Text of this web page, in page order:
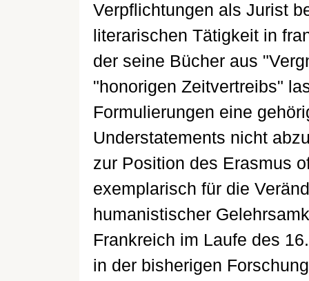
Verpflichtungen als Jurist
literarischen Tätigkeit in
der seine Bücher aus
"honorigen Zeitvertreibs"
Formulierungen eine
Understatements nicht
zur Position des Erasmus
exemplarisch für die
humanistischer
Frankreich im Laufe des
in der bisherigen